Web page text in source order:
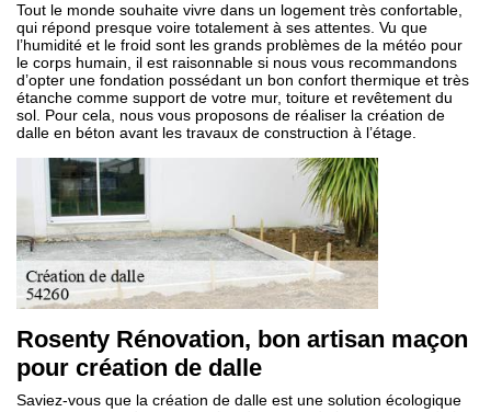
Tout le monde souhaite vivre dans un logement très confortable,
qui répond presque voire totalement à ses attentes. Vu que
l’humidité et le froid sont les grands problèmes de la météo pour
le corps humain, il est raisonnable si nous vous recommandons
d’opter une fondation possédant un bon confort thermique et très
étanche comme support de votre mur, toiture et revêtement du
sol. Pour cela, nous vous proposons de réaliser la création de
dalle en béton avant les travaux de construction à l’étage.
Rosenty Rénovation, bon artisan maçon
pour création de dalle
Saviez-vous que la création de dalle est une solution écologique